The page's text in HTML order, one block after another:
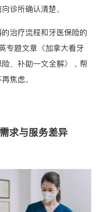
诊所确认清楚。
治疗流程和牙医保险的
专题文章 《加拿大看牙
、补助一文全解》
，帮
焦虑。
求与服务差异